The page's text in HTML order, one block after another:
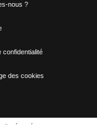
nous ?
confidentialité
des cookies